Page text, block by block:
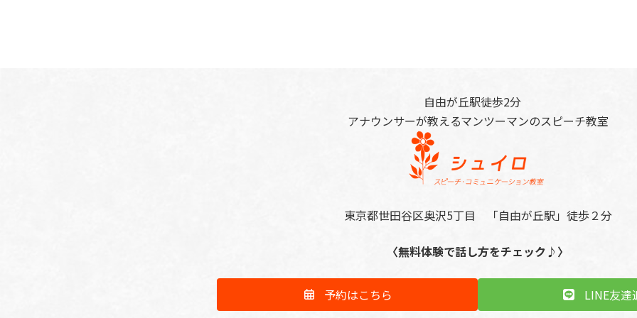
自由が丘駅徒歩2分
アナウンサーが教えるマンツーマンのスピーチ教室
東京都世田谷区奥沢5丁目 「自由が丘駅」徒歩２分
〈無料体験で話し方をチェック♪〉
予約はこちら LINE友達